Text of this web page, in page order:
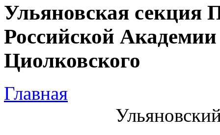
Ульяновская секция
Российской
Циолковского
Главная